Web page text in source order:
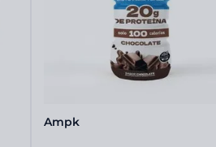
Ampk